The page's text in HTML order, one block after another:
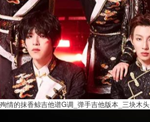
殉情的抹香鲸吉他谱G调_弹手吉他版本_三块木头